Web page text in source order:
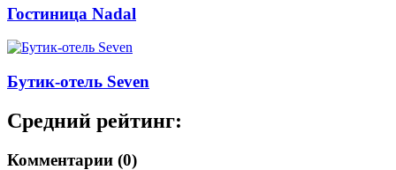
Гостиница Nadal
Бутик-отель Seven
Средний рейтинг:
Комментарии (0)